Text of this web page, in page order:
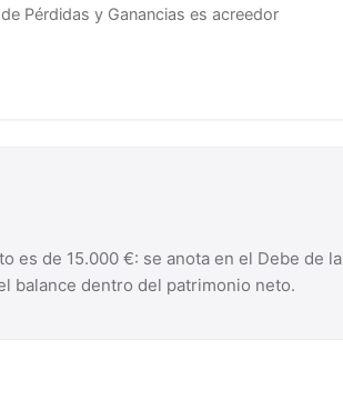
Pérdidas y Ganancias es acreedor
es de 15.000 €: se anota en el Debe de la
balance dentro del patrimonio neto.